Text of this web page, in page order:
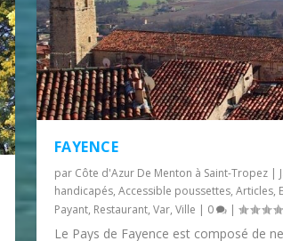
FAYENCE
par Côte d'Azur De Menton à Saint-Tropez|
handicapés, Accessible poussettes, Articles,
Payant, Restaurant, Var, Ville | 0 |
Le Pays de Fayence est composé de